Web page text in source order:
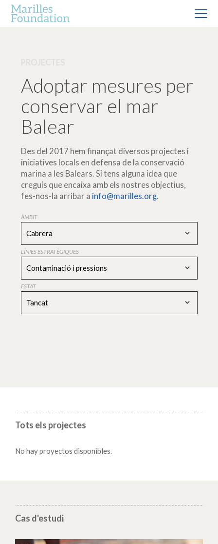
Adoptar mesures per
conservar el mar
Balear
Des del 2017 hem finançat diversos projectes i
iniciatives locals en defensa de la conservació
marina a les Balears. Si tens alguna idea que
creguis que encaixa amb els nostres objectius,
fes-nos-la arribar a info@marilles.org.
ÀMBIT
Cabrera
LÍNIES ESTRATÈGIQUES
Contaminació i pressions
ESTAT
Tancat
Tots els projectes
No hay proyectos disponibles.
Cas d'estudi